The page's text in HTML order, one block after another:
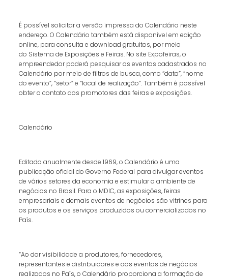
É possível solicitar a versão impressa do Calendário neste
endereço. O Calendário também está disponível em edição
online, para consulta e download gratuitos, por meio
do Sistema de Exposições e Feiras. No site Expofeiras, o
empreendedor poderá pesquisar os eventos cadastrados no
Calendário por meio de filtros de busca, como “data”, “nome
do evento”, “setor” e “local de realização”. Também é possível
obter o contato dos promotores das feiras e exposições.
Calendário
Editado anualmente desde 1969, o Calendário é uma
publicação oficial do Governo Federal para divulgar eventos
de vários setores da economia e estimular o ambiente de
negócios no Brasil. Para o MDIC, as exposições, feiras
empresariais e demais eventos de negócios são vitrines para
os produtos e os serviços produzidos ou comercializados no
País.
“Ao dar visibilidade a produtores, fornecedores,
representantes e distribuidores e aos eventos de negócios
realizados no País, o Calendário proporciona a formação de